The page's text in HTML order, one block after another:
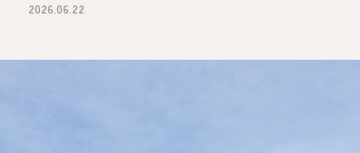
2026.06.22